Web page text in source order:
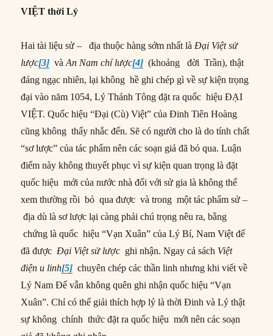
VIỆT thời Lý
Hai tài liệu sử – địa thuộc hàng sớm nhất làĐại Việt sử
lược[3] vàAn Nam chí lược[4] (khoảng đời Trần), thật
đáng ngạc nhiên, lại không hề ghi chép gì về sự kiện trọng
đại vào năm 1054, Lý Thánh Tông đặt ra quốc hiệu ĐẠI
VIỆT. Quốc hiệu “Đại (Cù) Việt” của Đinh Tiên Hoàng
cũng không thấy nhắc đến. Sẽ có người cho là do tính chất
“sơ lược” của tác phẩm nên các soạn giả đã bỏ qua. Luận
điểm này không thuyết phục vì sự kiện quan trọng là đặt
quốc hiệu mới của nước nhà đối với sử gia là không thể
xem thường rồi bỏ qua được và trong một tác phẩm sử –
địa dù là sơ lược lại càng phải chú trọng nêu ra, bằng
chứng là quốc hiệu “Vạn Xuân” của Lý Bí, Nam Việt đế
đã đượcĐại Việt sử lược ghi nhận. Ngay cả sách Việt
điện u linh[5] chuyên chép các thần linh nhưng khi viết về
Lý Nam Đế vẫn không quên ghi nhận quốc hiệu “Vạn
Xuân”. Chỉ có thể giải thích hợp lý là thời Đinh và Lý thật
sự không chính thức đặt ra quốc hiệu mới nên các soạn